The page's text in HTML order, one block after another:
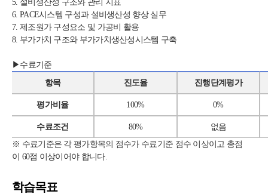
5. 설비생산성 구조와 관리 지표
6. PACE시스템 구성과 설비생산성 향상 실무
7. 제조원가 구성요소 및 가공비 활용
8. 부가가치 구조와 부가가치생산성시스템 구축
▶수료기준
항목 진도율 진행단계평가
평가비율 100% 0%
수료조건 80%
없음
※ 수료기준은 각 평가항목의 점수가 수료기준 점수 이상이고 총점
이 60점 이상이어야 합니다.
학습목표